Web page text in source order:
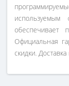
обеспечивает
Официальная
скидки.